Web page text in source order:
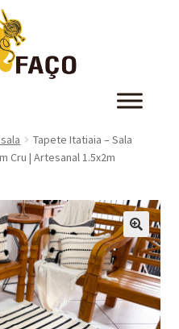
Tapete Itatiaia – Sala
Cru | Artesanal 1.5x2m
🔍